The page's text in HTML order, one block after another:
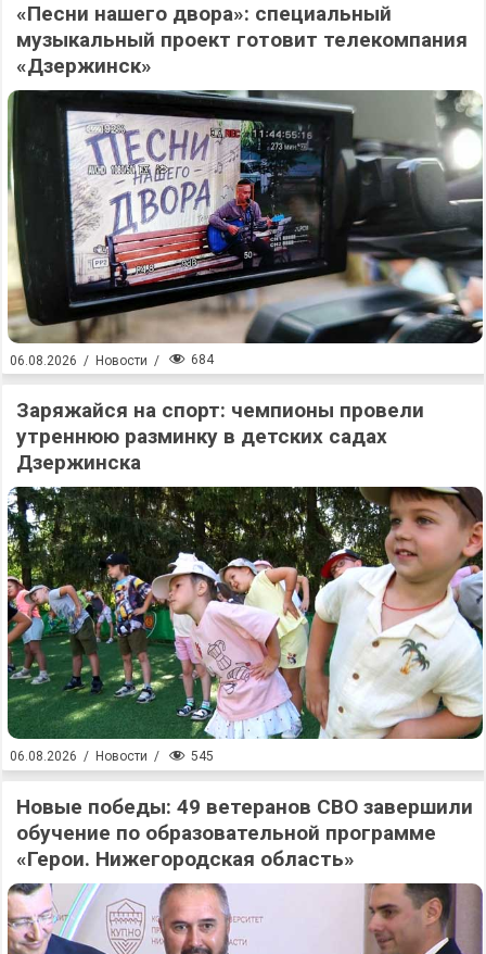
«Песни нашего двора»: специальный
музыкальный проект готовит телекомпания
«Дзержинск»
06.08.2026 / Новости / 684
Заряжайся на спорт: чемпионы провели
утреннюю разминку в детских садах
Дзержинска
06.08.2026 / Новости / 545
Новые победы: 49 ветеранов СВО завершили
обучение по образовательной программе
«Герои. Нижегородская область»